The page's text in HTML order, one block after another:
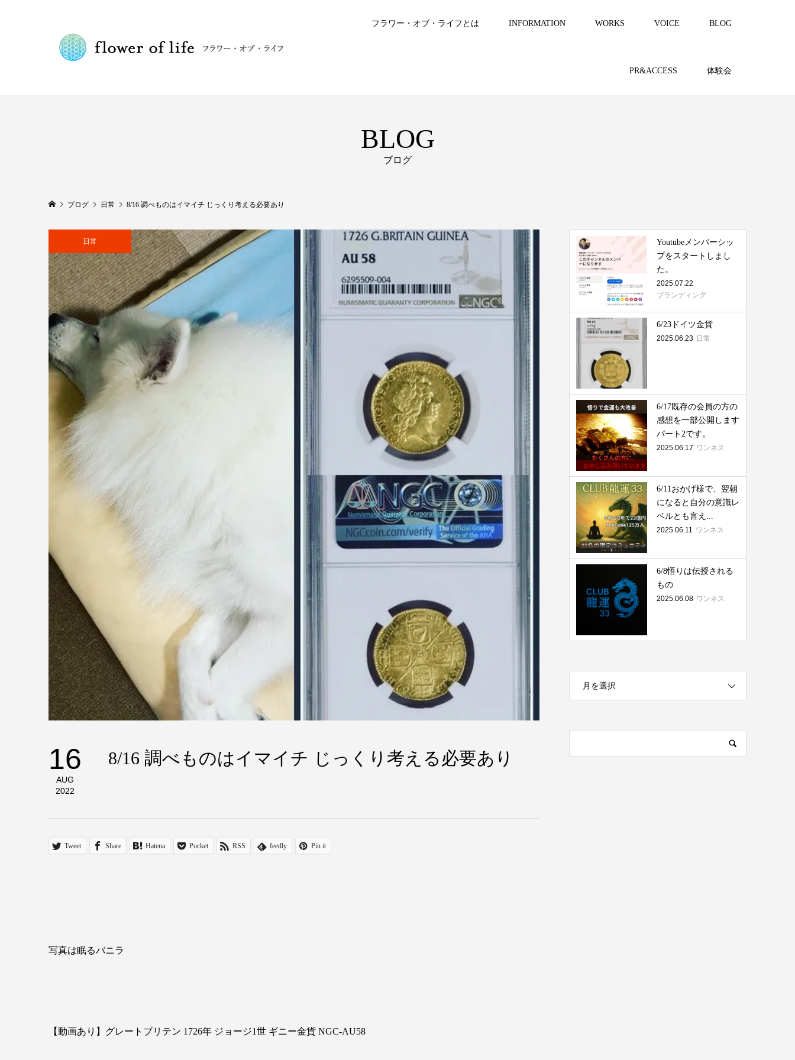
フラワー・オブ・ライフとは INFORMATION WORKS VOICE BLOG
PR&ACCESS 体験会
BLOG
ブログ
ブログ 日常 8/16 調べものはイマイチ じっくり考える必要あり
日常
16
AUG
2022
8/16 調べものはイマイチ じっくり考える必要あり
Tweet Share Hatena Pocket RSS feedly Pin it
写真は眠るバニラ
【動画あり】グレートブリテン 1726年 ジョージ1世 ギニー金貨 NGC-AU58
Youtubeメンバーシッ
プをスタートしまし
た。
2025.07.22
ブランディング
6/23ドイツ金貨
2025.06.23 日常
6/17既存の会員の方の
感想を一部公開します
パート2です。
2025.06.17 ワンネス
6/11おかげ様で、翌朝
になると自分の意識レ
ベルとも言え...
2025.06.11 ワンネス
6/8悟りは伝授される
もの
2025.06.08 ワンネス
月を選択